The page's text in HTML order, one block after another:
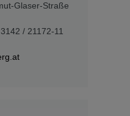
Glaser-Straße
/ 21172-11